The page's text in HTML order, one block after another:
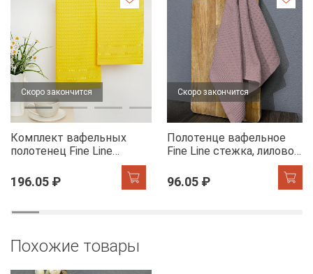
Скоро закончится
Комплект вафельных
полотенец Fine Line
хангере
196.05 ₽
Скоро закончится
Полотенце вафельное
Fine Line стежка, лилово-
96.05 ₽
Похожие товары